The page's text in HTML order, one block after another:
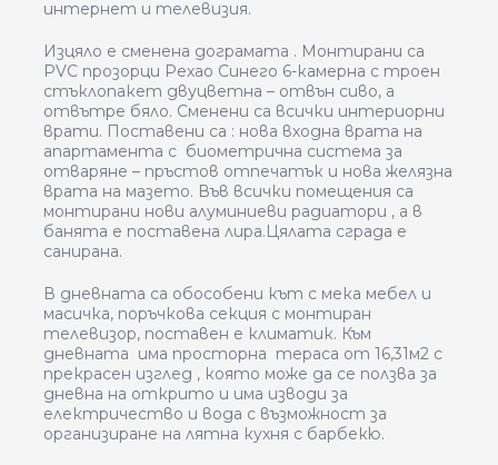
интернет и телевизия.
Изцяло е сменена дограмата . Монтирани са
PVC прозорци Рехао Синего 6-камерна с троен
стъклопакет двуцветна – отвън сиво, а
отвътре бяло. Сменени са всички интериорни
врати. Поставени са : нова входна врата на
апартамента с биометрична система за
отваряне – пръстов отпечатък и нова желязна
врата на мазето. Във всички помещения са
монтирани нови алуминиеви радиатори , а в
банята е поставена лира.Цялата сграда е
санирана.
В дневната са обособени кът с мека мебел и
масичка, поръчкова секция с монтиран
телевизор, поставен е климатик. Към
дневната има просторна тераса от 16,31м2 с
прекрасен изглед , която може да се ползва за
дневна на открито и има изводи за
електричество и вода с възможност за
организиране на лятна кухня с барбекю.